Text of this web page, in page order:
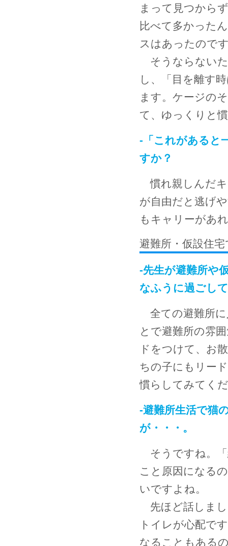
まって見つから
比べて多かった
スはあったので
そうならない
し、「目を離す
ます。ケージの
て、ゆっくりと
-「これがあると
すか？
慣れ親しんだキ
が自由だと逃げ
もキャリーがあ
避難所・仮設住
-先生が避難所や
なふうに過ごし
全ての避難所に
とで避難所の雰
ドをつけて、お
ちの子にもリー
慣らしてみてく
-避難所生活で猫
が・・・。
そうですね。「
こと原因になる
いですよね。
先ほど話しまし
トイレが心配で
なることもある